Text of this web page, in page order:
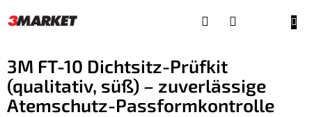
Inhalt
3M FT-10 Dichtsitz-Prüfkit
(qualitativ, süß) – zuverlässige
Atemschutz-Passformkontrolle